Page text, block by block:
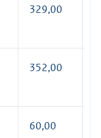
329,00
352,00
60,00